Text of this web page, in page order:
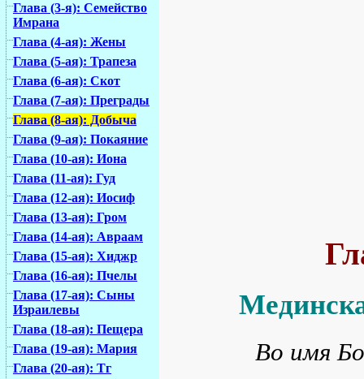
Глава (3-я): Семейство
Имрана
Глава (4-ая): Жены
Глава (5-ая): Трапеза
Глава (6-ая): Скот
Глава (7-ая): Преграды
Глава (8-ая): Добыча
Глава (9-ая): Покаяние
Глава (10-ая): Иона
Глава (11-ая): Гуд
Глава (12-ая): Иосиф
Глава (13-ая): Гром
Глава (14-ая): Авраам
Глава (15-ая): Хиджр
Глава (16-ая): Пчелы
Глава (17-ая): Сыны
Израилевы
Глава (18-ая): Пещера
Глава (19-ая): Мария
Глава (20-ая): Тг
Во имя